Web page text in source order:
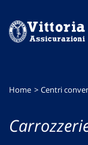
menu
contenuto
footer
Home Centri